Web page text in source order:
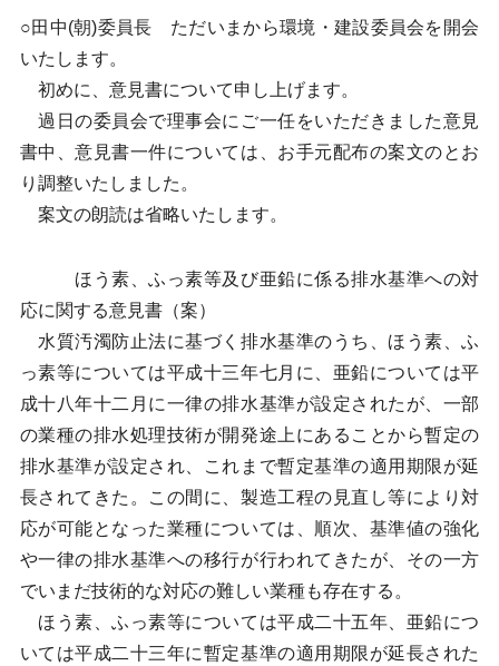
○田中(朝)委員長 ただいまから環境・建設委員会を開会
いたします。
初めに、意見書について申し上げます。
過日の委員会で理事会にご一任をいただきました意見
書中、意見書一件については、お手元配布の案文のとお
り調整いたしました。
案文の朗読は省略いたします。
ほう素、ふっ素等及び亜鉛に係る排水基準への対
応に関する意見書（案）
水質汚濁防止法に基づく排水基準のうち、ほう素、ふ
っ素等については平成十三年七月に、亜鉛については平
成十八年十二月に一律の排水基準が設定されたが、一部
の業種の排水処理技術が開発途上にあることから暫定の
排水基準が設定され、これまで暫定基準の適用期限が延
長されてきた。この間に、製造工程の見直し等により対
応が可能となった業種については、順次、基準値の強化
や一律の排水基準への移行が行われてきたが、その一方
でいまだ技術的な対応の難しい業種も存在する。
ほう素、ふっ素等については平成二十五年、亜鉛につ
いては平成二十三年に暫定基準の適用期限が延長された